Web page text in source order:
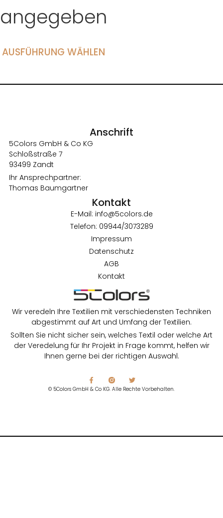
angegeben
AUSFÜHRUNG WÄHLEN
Wir veredeln Ihre Textilien mit verschiedensten Techniken
abgestimmt auf Art und Umfang der Textilien.
Sollten Sie nicht sicher sein, welches Textil oder welche Art
der Veredelung für Ihr Projekt in Frage kommt, helfen wir
Ihnen gerne bei der richtigen Auswahl.
© 5Colors GmbH & Co KG. Alle Rechte Vorbehalten.
Anschrift
5Colors GmbH & Co KG
Schloßstraße 7
93499 Zandt
Ihr Ansprechpartner:
Thomas Baumgartner
Kontakt
E-Mail: info@5colors.de
Telefon: 09944/3073289
Impressum
Datenschutz
AGB
Kontakt